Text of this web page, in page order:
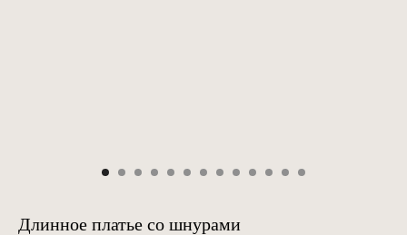
Длинное платье со шнурами